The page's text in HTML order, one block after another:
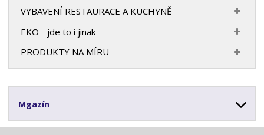
VYBAVENÍ RESTAURACE A KUCHYNĚ
EKO - jde to i jinak
PRODUKTY NA MÍRU
Mgazín